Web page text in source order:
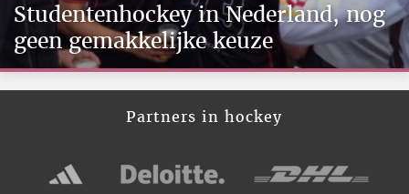
Studentenhockey in Nederland, nog
geen gemakkelijke keuze
Partners in hockey